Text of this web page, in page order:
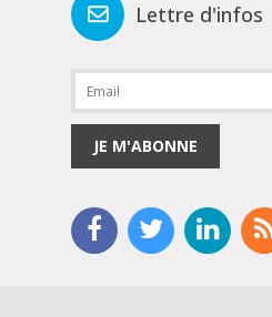
Lettre d'infos
JE M'ABONNE